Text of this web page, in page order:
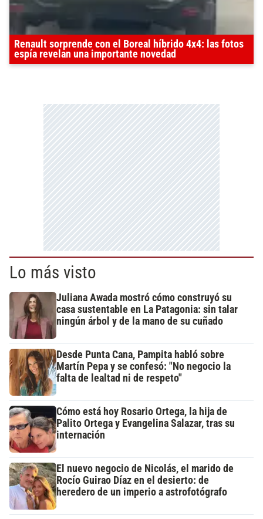
Renault sorprende con el Boreal híbrido 4x4: las fotos
espía revelan una importante novedad
Lo más visto
Juliana Awada mostró cómo construyó su
casa sustentable en La Patagonia: sin talar
ningún árbol y de la mano de su cuñado
Desde Punta Cana, Pampita habló sobre
Martín Pepa y se confesó: "No negocio la
falta de lealtad ni de respeto"
Cómo está hoy Rosario Ortega, la hija de
Palito Ortega y Evangelina Salazar, tras su
internación
El nuevo negocio de Nicolás, el marido de
Rocío Guirao Díaz en el desierto: de
heredero de un imperio a astrofotógrafo